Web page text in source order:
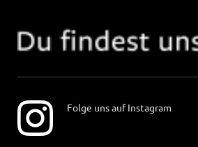
Folge uns auf Instagram